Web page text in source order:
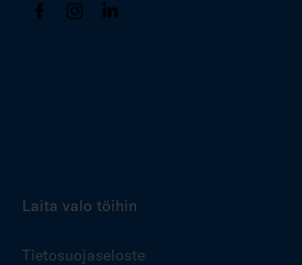
Laita valo töihin
Tietosuojaseloste